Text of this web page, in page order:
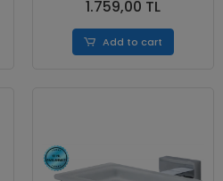
1.759,00 TL
Add to cart